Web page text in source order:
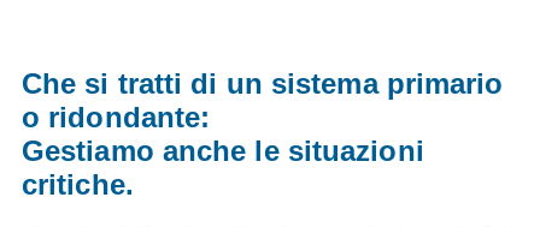
Che si tratti di un sistema primario
o ridondante:
Gestiamo anche le situazioni
critiche.